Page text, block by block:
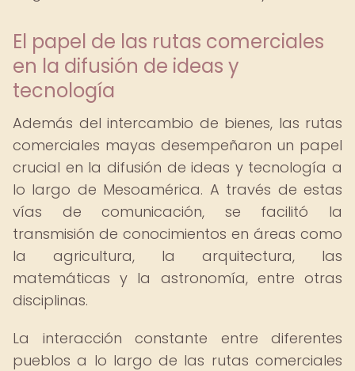
El papel de las rutas comerciales
en la difusión de ideas y
tecnología
Además del intercambio de bienes, las rutas
comerciales mayas desempeñaron un papel
crucial en la difusión de ideas y tecnología a
lo largo de Mesoamérica. A través de estas
vías de comunicación, se facilitó la
transmisión de conocimientos en áreas como
la agricultura, la arquitectura, las
matemáticas y la astronomía, entre otras
disciplinas.
La interacción constante entre diferentes
pueblos a lo largo de las rutas comerciales